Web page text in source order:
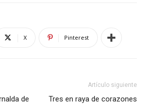
X Pinterest
de
Artículo siguiente
Tres en raya de corazones